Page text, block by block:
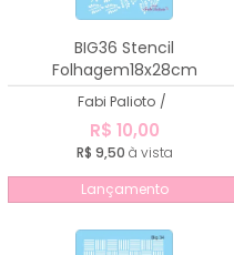
BIG36 Stencil
Folhagem18x28cm
Fabi Palioto /
R$ 10,00
R$ 9,50 à vista
Lançamento